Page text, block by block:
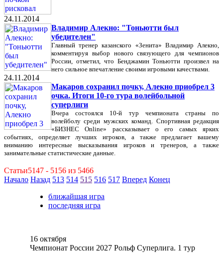
24.11.2014
Владимир Алекно: "Тоньютти был
убедителен"
Главный тренер казанского «Зенита» Владимир Алекно,
комментируя выбор нового связующего для чемпионов
России, отметил, что Бенджамин Тоньютти произвел на
него сильное впечатление своими игровыми качествами.
24.11.2014
Макаров сохранил почку, Алекно приобрел 3
очка. Итоги 10-го тура волейбольной
суперлиги
Вчера состоялся 10-й тур чемпионата страны по
волейболу среди мужских команд. Спортивная редакция
«БИЗНЕС Online» рассказывает о его самых ярких
событиях, определяет лучших игроков, а также предлагает вашему
вниманию интересные высказывания игроков и тренеров, а также
занимательные статистические данные.
Статьи5147 - 5156 из 5466
Начало Назад 513 514 515 516 517 Вперед Конец
ближайшая игра
последняя игра
16 октября
Чемпионат России 2027 Рольф Суперлига. 1 тур